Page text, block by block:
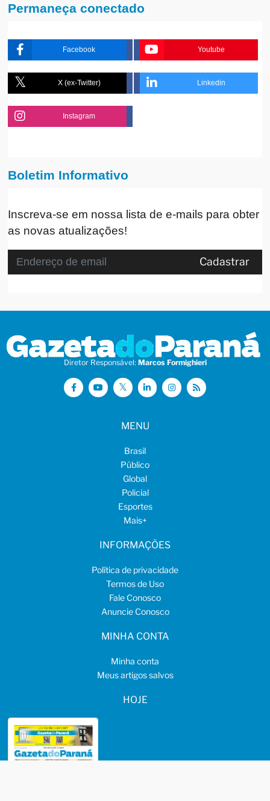
Permaneça conectado
Facebook Youtube
X (ex-Twitter) Linkedin
Instagram
Boletim Informativo
Inscreva-se em nossa lista de e-mails para obter
as novas atualizações!
Cadastrar
Diretor Responsável: Marcos Formighieri
MENU
Brasil
Público
Global
Policial
Esportes
Mais+
INFORMAÇÕES
Política de privacidade
Termos de Uso
Fale Conosco
Anuncie Conosco
MINHA CONTA
Minha conta
Meus artigos salvos
HOJE